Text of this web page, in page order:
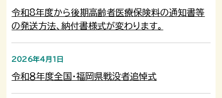
令和8年度から後期高齢者医療保険料の通知書等
の発送方法、納付書様式が変わります。
2026年4月1日
令和８年度全国・福岡県戦没者追悼式